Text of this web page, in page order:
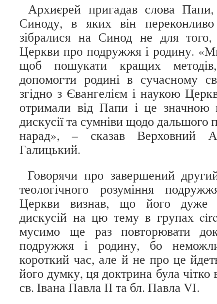
Архиєрей пригадав слова Папи,
Синоду, в яких він
зібралися на Синод не для
Церкви про подружжя і родину.
щоб пошукати кращих
допомогти родині в сучасному
згідно з Євангелієм і наукою
отримали від Папи і це значною
дискусії та сумніви щодо дальшого
нарад», – сказав Верховний
Галицький.
Говорячи про завершений
теологічного розуміння
Церкви визнав, що його дуже
дискусій на цю тему в групах
мусимо ще раз повторювати
подружжя і родину, бо
короткий час, але й не про це
його думку, ця доктрина була чітко
св. Івана Павла ІІ та бл. Павла VI.